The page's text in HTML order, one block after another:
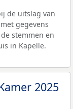
de uitslag van
gegevens
stemmen en
in Kapelle.
2025